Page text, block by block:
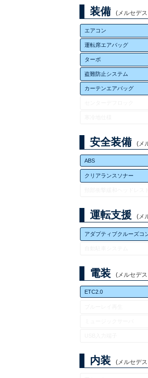
装備 (メルセデ
エアコン
運転席エアバッグ
ターボ
盗難防止システム
カーテンエアバッグ
安全装備 (メ
ABS
クリアランスソナー
運転支援 (メ
アダプティブクルーズコ
電装 (メルセデ
ETC2.0
内装 (メルセデ